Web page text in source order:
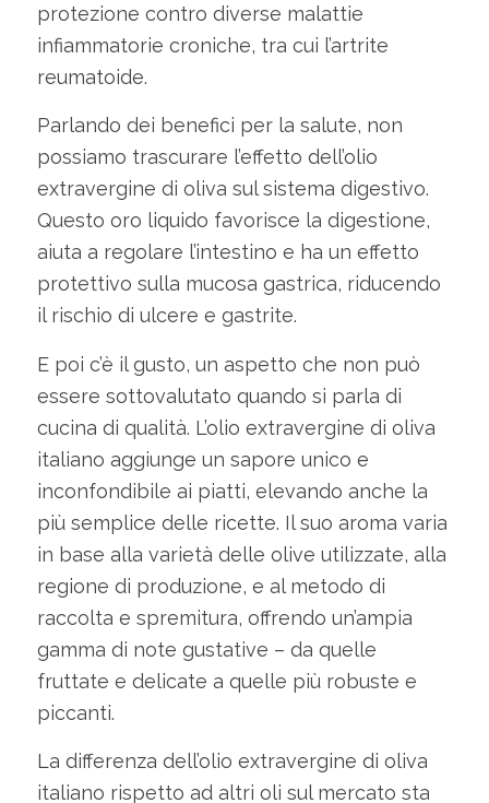
protezione contro diverse malattie
infiammatorie croniche, tra cui l’artrite
reumatoide.
Parlando dei benefici per la salute, non
possiamo trascurare l’effetto dell’olio
extravergine di oliva sul sistema digestivo.
Questo oro liquido favorisce la digestione,
aiuta a regolare l’intestino e ha un effetto
protettivo sulla mucosa gastrica, riducendo
il rischio di ulcere e gastrite.
E poi c’è il gusto, un aspetto che non può
essere sottovalutato quando si parla di
cucina di qualità. L’olio extravergine di oliva
italiano aggiunge un sapore unico e
inconfondibile ai piatti, elevando anche la
più semplice delle ricette. Il suo aroma varia
in base alla varietà delle olive utilizzate, alla
regione di produzione, e al metodo di
raccolta e spremitura, offrendo un’ampia
gamma di note gustative – da quelle
fruttate e delicate a quelle più robuste e
piccanti.
La differenza dell’olio extravergine di oliva
italiano rispetto ad altri oli sul mercato sta